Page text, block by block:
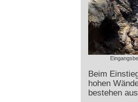
Beim
hohen
bestehen